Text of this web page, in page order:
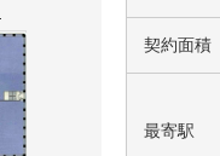
契約面積
最寄駅